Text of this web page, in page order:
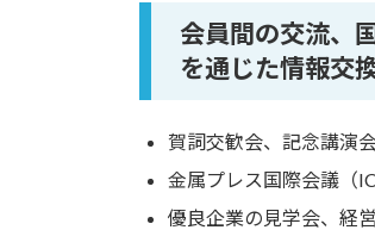
会員間の交流、
を通じた情報交
賀詞交歓会、記念講演
金属プレス国際会議（
優良企業の見学会、経